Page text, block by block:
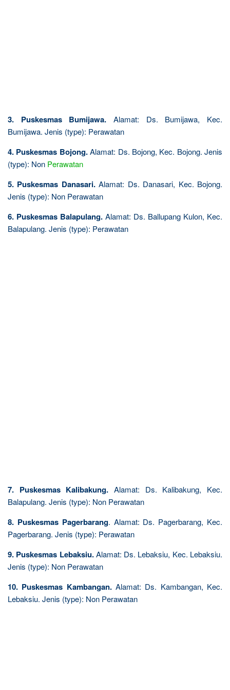
3. Puskesmas Bumijawa. Alamat: Ds. Bumijawa, Kec.
Bumijawa. Jenis (type): Perawatan
4. Puskesmas Bojong.Alamat: Ds. Bojong, Kec. Bojong. Jenis
(type): Non Perawatan
5. Puskesmas Danasari.Alamat: Ds. Danasari, Kec. Bojong.
Jenis (type): Non Perawatan
6. Puskesmas Balapulang. Alamat: Ds. Ballupang Kulon, Kec.
Balapulang. Jenis (type): Perawatan
7. Puskesmas Kalibakung. Alamat: Ds. Kalibakung, Kec.
Balapulang. Jenis (type): Non Perawatan
8. Puskesmas Pagerbarang. Alamat: Ds. Pagerbarang, Kec.
Pagerbarang. Jenis (type): Perawatan
9. Puskesmas Lebaksiu.Alamat: Ds. Lebaksiu, Kec. Lebaksiu.
Jenis (type): Non Perawatan
10. Puskesmas Kambangan.Alamat: Ds. Kambangan, Kec.
Lebaksiu. Jenis (type): Non Perawatan